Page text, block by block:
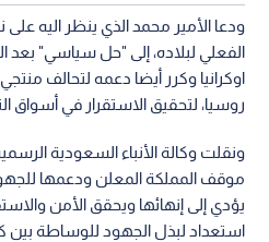
ودعا الأمير محمد الذي ينظر اليه على
الفعلي لبلاده، إلى "حل سياسي" بعد
اوكرانيا وكرر أيضا دعمه لتحالف
روسيا، لتحقيق الاستقرار في أسواق
ونقلت وكالة الأنباء السعودية
موقف المملكة المعلن ودعمها
يؤدي إلى إنهائها ويحقق الأمن
استعداد لبذل الجهود للوساطة بين